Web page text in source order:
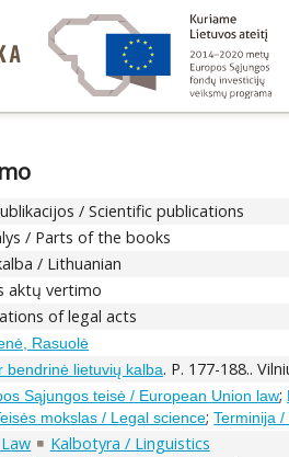
/ Scientific publications
/ Parts of the books
/ Lithuanian
aktų vertimo
of legal acts
Rasuolė
bendrinė lietuvių kalba. P. 177-188..
Sąjungos teisė / European Union law;
mokslas / Legal science;Terminija
Kalbotyra / Linguistics